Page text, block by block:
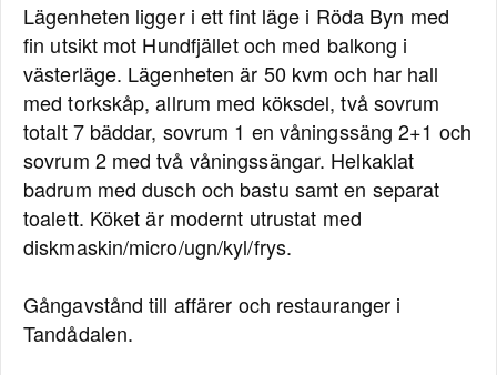
Lägenheten ligger i ett fint läge i Röda Byn med
fin utsikt mot Hundfjället och med balkong i
västerläge. Lägenheten är 50 kvm och har hall
med torkskåp, allrum med köksdel, två sovrum
totalt 7 bäddar, sovrum 1 en våningssäng 2+1 och
sovrum 2 med två våningssängar. Helkaklat
badrum med dusch och bastu samt en separat
toalett. Köket är modernt utrustat med
diskmaskin/micro/ugn/kyl/frys.
Gångavstånd till affärer och restauranger i
Tandådalen.